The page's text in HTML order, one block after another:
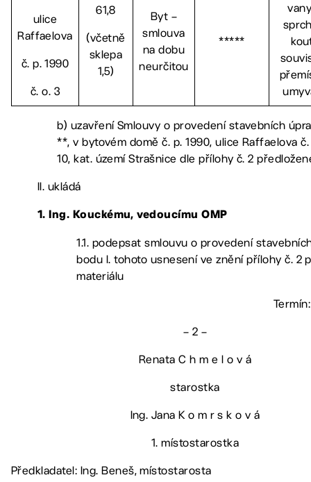
ulice
Raffaelova
č. p. 1990
č. o. 3
61,8
(včetně
sklepa
1,5)
Byt –
smlouva
na dobu
neurčitou
*****
b) uzavření Smlouvy o provedení stavebních
**, v bytovém domě č. p. 1990, ulice Raffaelova č.
10, kat. území Strašnice dle přílohy č. 2
II. ukládá
1. Ing. Kouckému, vedoucímu OMP
1.1. podepsat smlouvu o provedení
bodu I. tohoto usnesení ve znění přílohy č. 2
materiálu
– 2 –
Renata C h m e l o v á
starostka
Ing. Jana K o m r s k o v á
1. místostarostka
Předkladatel: Ing. Beneš, místostarosta